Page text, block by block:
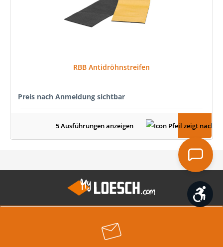
RBB Antidröhnstreifen
Preis nach Anmeldung sichtbar
5 Ausführungen anzeigen